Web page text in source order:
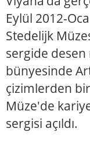
Eylül 2012-
Stedelijk
sergide
bünyesinde
çizimlerden
Müze'de
sergisi açıldı.